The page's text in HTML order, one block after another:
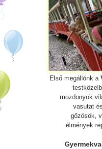
Első megállónk a
mozdonyok
vasutat
gőzösök,
élmények
G